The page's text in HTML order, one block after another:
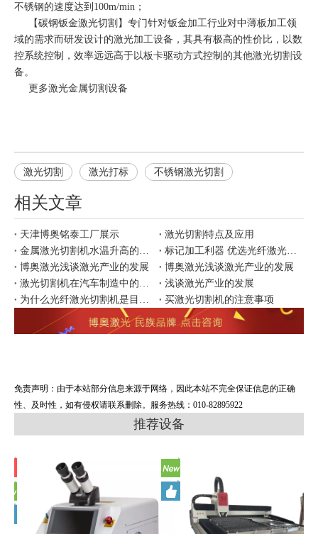
不锈钢的速度达到100m/min；
【碳钢钣金激光切割 】专门针对钣金加工行业对中薄板加工领
域的需求而研发设计的激光加工设备，其具有极高的性价比，以数
控系统控制，效率远远高于以板卡驱动方式控制的其他激光切割设
备。
更多激光金属切割 设备
激光切割 激光打标 不锈钢激光切割
相关文章
天津博奥铭泰工厂展示
激光切割特点及应用
博奥激光浅谈激光产业的发展
博奥激光浅谈激光产业的发展
浅谈激光产业的发展
买激光切割机的注意事项
免责声明：由于本站部分信息来源于网络，因此本站不完全保证信息的正确
性、及时性，如有侵权请联系删除。服务热线：010-82895922
推荐设备